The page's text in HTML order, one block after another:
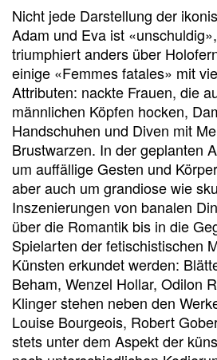
Nicht jede Darstellung der
Adam und Eva ist
triumphiert anders über
einige «Femmes fatales» mit
Attributen: nackte Frauen, die
männlichen Köpfen hocken,
Handschuhen und Diven mit
Brustwarzen. In der geplanten
um auffällige Gesten und
aber auch um grandiose wie
Inszenierungen von banalen
über die Romantik bis in die
Spielarten der fetischistischen
Künsten erkundet werden:
Beham, Wenzel Hollar, Odilon
Klinger stehen neben den
Louise Bourgeois, Robert
stets unter dem Aspekt der